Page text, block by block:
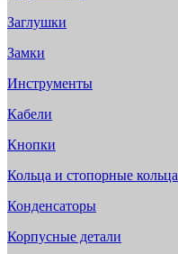
Заглушки
Замки
Инструменты
Кабели
Кнопки
Кольца и стопорные кольца
Конденсаторы
Корпусные детали